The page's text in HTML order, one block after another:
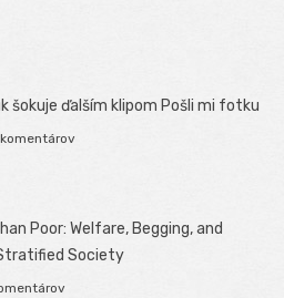
šokuje ďalším klipom Pošli mi fotku
Poor: Welfare, Begging, and
Society